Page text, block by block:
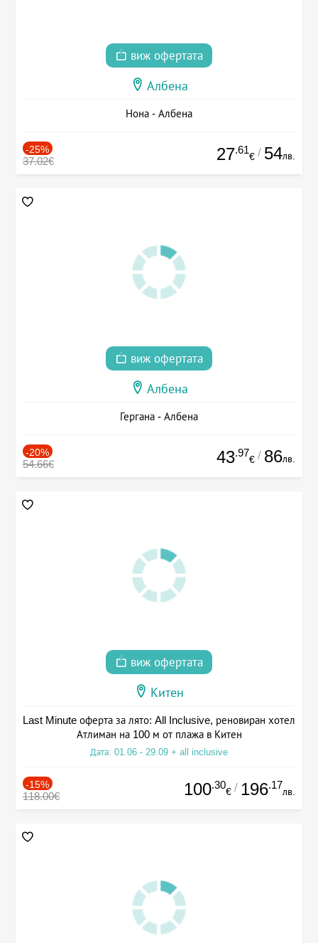
виж офертата
Албена
Нона - Албена
-25%
37.02€ 27.61
€ / 54лв.
виж офертата
Албена
Гергана - Албена
-20%
54.66€ 43.97
€ / 86лв.
виж офертата
Китен
Last Minute оферта за лято: All Inclusive, реновиран хотел
Атлиман на 100 м от плажа в Китен
Дата: 01.06 - 29.09 + all inclusive
-15%
118.00€ 100.30
€ / 196.17
лв.